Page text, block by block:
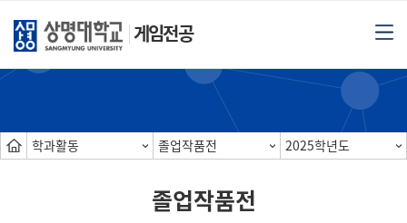
게임전공
학과활동 졸업작품전 2025학년도
졸업작품전